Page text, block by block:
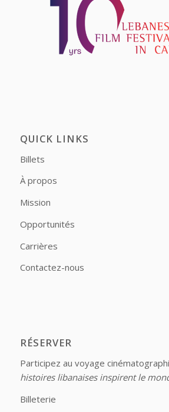
QUICK LINKS
Billets
À propos
Mission
Opportunités
Carrières
Contactez-nous
RÉSERVER
Participez au voyage
histoires libanaises inspirent le
Billeterie